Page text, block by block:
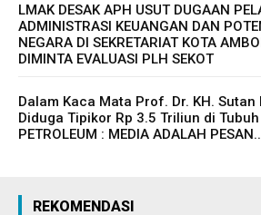
EKONOMI
SOSIAL
PARIWISATA
TEKNOLOGI
INVESTIGASI
EKONOMI
SOSIAL
PARIWISATA
TEKNOLOGI
INVESTIGASI
LMAK DESAK APH USUT DUGAAN
ADMINISTRASI KEUANGAN DAN
NEGARA DI SEKRETARIAT KOTA
DIMINTA EVALUASI PLH SEKOT
Dalam Kaca Mata Prof. Dr. KH. Sutan
Diduga Tipikor Rp 3.5 Triliun di Tubuh
PETROLEUM : MEDIA ADALAH
REKOMENDASI